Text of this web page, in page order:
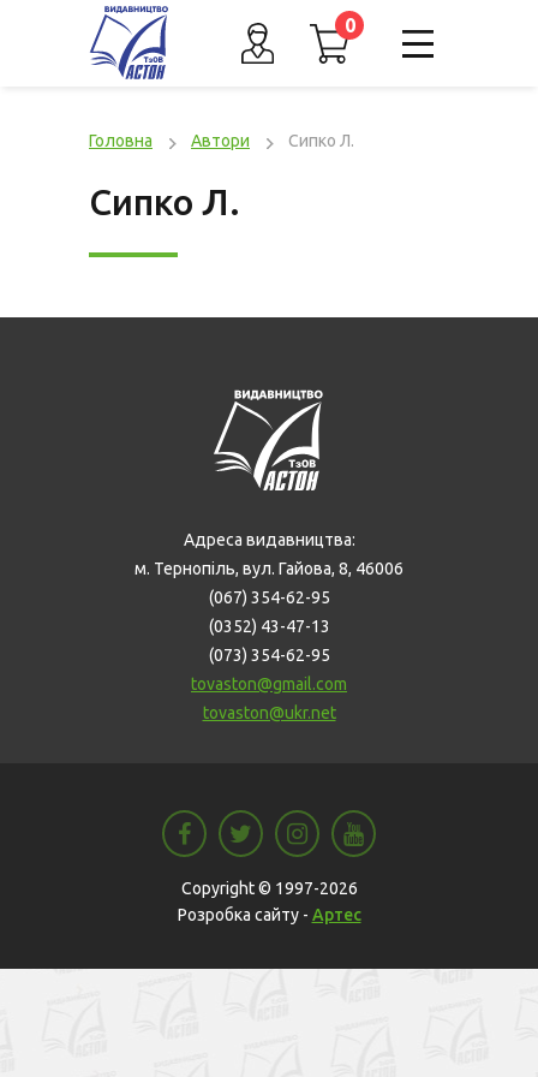
0
Головна Автори Сипко Л.
Сипко Л.
Адреса видавництва:
м. Тернопіль, вул. Гайова, 8, 46006
(067) 354-62-95
(0352) 43-47-13
(073) 354-62-95
tovaston@gmail.com
tovaston@ukr.net
Copyright © 1997-2026
Розробка сайту - Артес